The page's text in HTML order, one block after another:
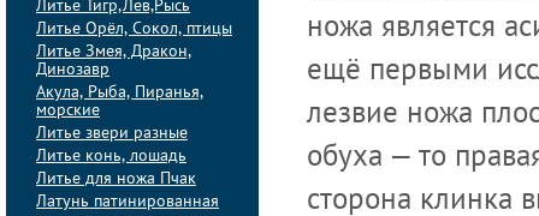
Литье Тигр,Лев,Рысь
Литье Орёл, Сокол, птицы
Литье Змея, Дракон,
Динозавр
Акула, Рыба, Пиранья,
морские
Литье звери разные
Литье конь, лошадь
Литье для ножа Пчак
Латунь патинированная
ножа является
ещё первыми
лезвие ножа
обуха — то
сторона клинка